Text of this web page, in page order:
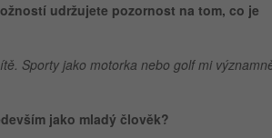
udržujete pozornost na tom, co je
Sporty jako motorka nebo golf mi
jako mladý člověk?